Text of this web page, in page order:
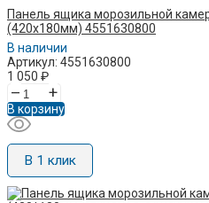
Панель ящика морозильной
(420x180мм) 4551630800
В наличии
Артикул: 4551630800
1 050 ₽
– +
В корзину
В 1 клик